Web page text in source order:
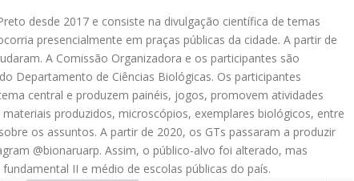
desde 2017 e consiste na divulgação científica de temas
presencialmente em praças públicas da cidade. A partir de
A Comissão Organizadora e os participantes são
Departamento de Ciências Biológicas. Os participantes
central e produzem painéis, jogos, promovem atividades
produzidos, microscópios, exemplares biológicos, entre
os assuntos. A partir de 2020, os GTs passaram a produzir
@bionaruarp. Assim, o público-alvo foi alterado, mas
II e médio de escolas públicas do país.